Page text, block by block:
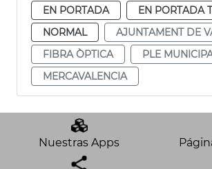
EN PORTADA
EN PORTADA
NORMAL
AJUNTAMENT DE
FIBRA ÒPTICA
PLE
MERCAVALENCIA
Nuestras Apps